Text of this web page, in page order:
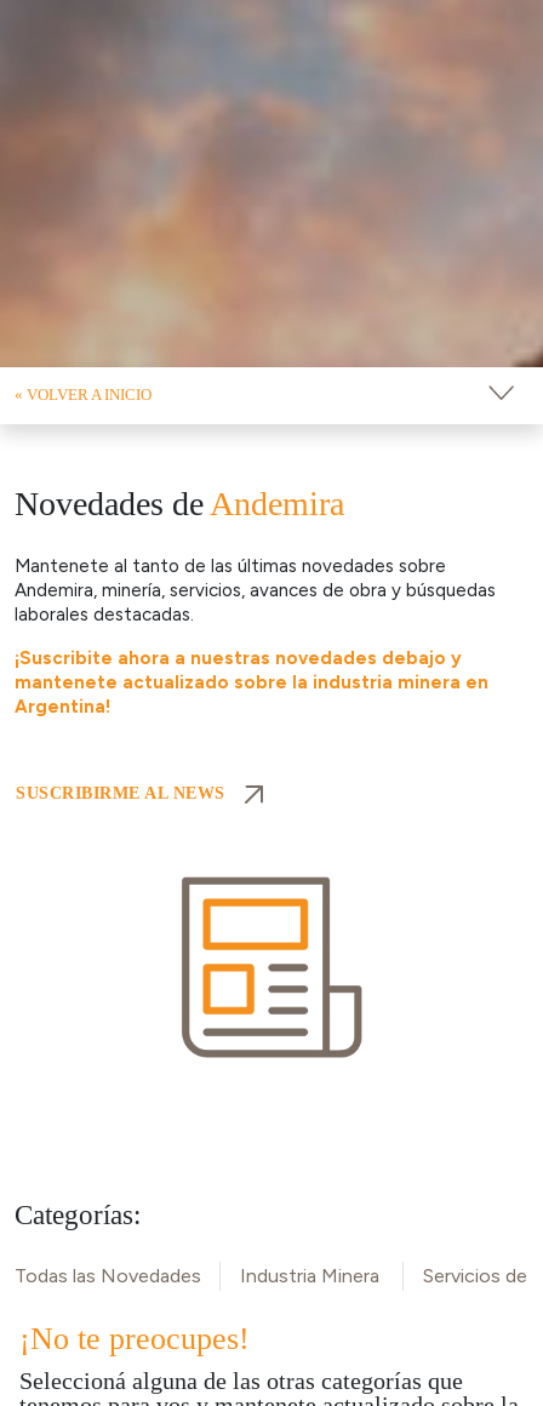
« VOLVER A INICIO
Novedades de Andemira
Mantenete al tanto de las últimas novedades sobre
Andemira, minería, servicios, avances de obra y búsquedas
laborales destacadas.
¡Suscribite ahora a nuestras novedades debajo y
mantenete actualizado sobre la industria minera en
Argentina!
SUSCRIBIRME AL NEWS
Categorías:
Todas las Novedades Industria Minera Servicios de
¡No te preocupes!
Seleccioná alguna de las otras categorías que